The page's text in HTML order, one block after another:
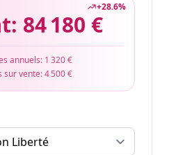
+28.6%
84 180 €
annuels: 1 320 €
sur vente:4 500 €